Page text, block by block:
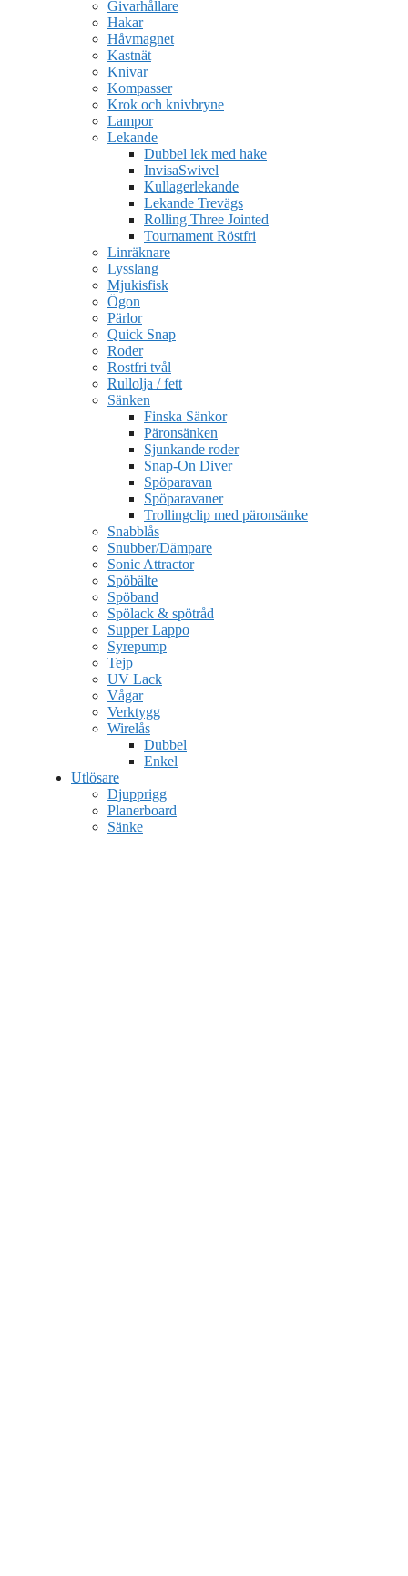
Givarhållare
Hakar
Håvmagnet
Kastnät
Knivar
Kompasser
Krok och knivbryne
Lampor
Lekande
Dubbel lek med hake
InvisaSwivel
Kullagerlekande
Lekande Trevägs
Rolling Three Jointed
Tournament Röstfri
Linräknare
Lysslang
Mjukisfisk
Ögon
Pärlor
Quick Snap
Roder
Rostfri tvål
Rullolja / fett
Sänken
Finska Sänkor
Päronsänken
Sjunkande roder
Snap-On Diver
Spöparavan
Spöparavaner
Trollingclip med päronsänke
Snabblås
Snubber/Dämpare
Sonic Attractor
Spöbälte
Spöband
Spölack & spötråd
Supper Lappo
Syrepump
Tejp
UV Lack
Vågar
Verktygg
Wirelås
Dubbel
Enkel
Utlösare
Djupprigg
Planerboard
Sänke